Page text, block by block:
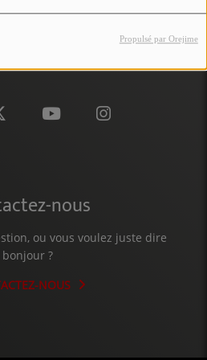
Propulsé par Orejime
nous
ou vous voulez juste dire
bonjour ?
NOUS